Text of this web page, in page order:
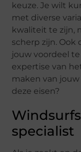
keuze. Je wilt
met diverse
kwaliteit te zijn,
scherp zijn. Ook
jouw voordeel
expertise van
maken van
deze eisen?
specialist